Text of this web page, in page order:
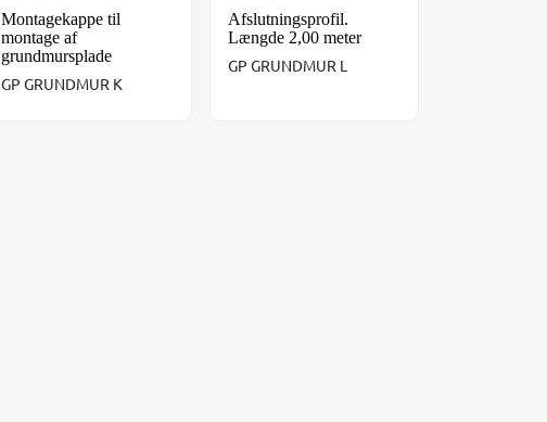
Montagekappe til
montage af
grundmursplade
GP GRUNDMUR K
Afslutningsprofil.
Længde 2,00 meter
GP GRUNDMUR L